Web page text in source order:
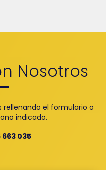
Nosotros
el formulario o
indicado.
663 035